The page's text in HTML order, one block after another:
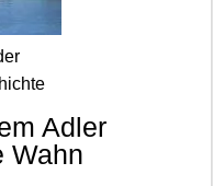
Adler
Wahn